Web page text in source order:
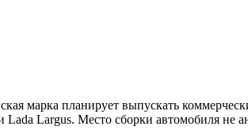
марка планирует выпускать
Lada Largus. Место сборки автомобиля